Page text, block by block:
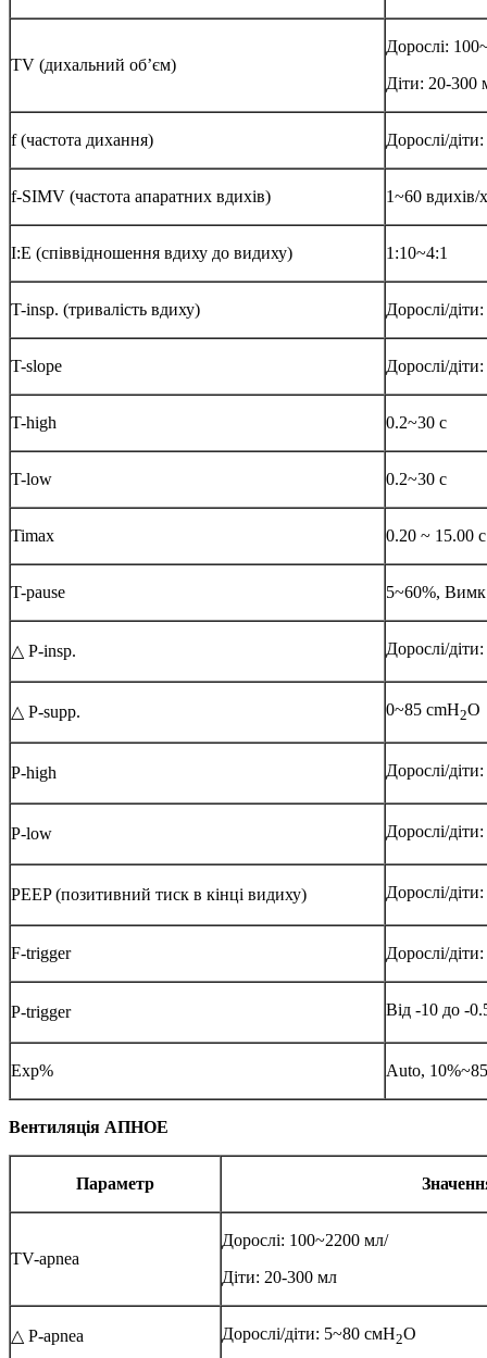
TV (дихальний об’єм)
Дорослі:
Діти: 20-300
f (частота дихання) Дорослі/
f-SIMV (частота апаратних вдихів) 1~60 вдихів/
I:E (співвідношення вдиху до видиху) 1:10~4:1
T-insp. (тривалість вдиху) Дорослі/
T-slope Дорослі/
T-high 0.2~30 с
T-low 0.2~30 с
Timax 0.20 ~ 15.00 с
T-pause 5~60%, Вимк
△ P-insp. Дорослі/
△ P-supp. 0~85 cmH2O
P-high Дорослі/
P-low Дорослі/
PEEP (позитивний тиск в кінці видиху) Дорослі/
F-trigger Дорослі/
Р-trigger Від -10 до -
Exp% Auto,
Вентиляція АПНОЕ
Параметр
TV-apnea
Дорослі: 100~2200 мл/
Діти: 20-300 мл
△ P-apnea Дорослі/діти: 5~80 cмH2O